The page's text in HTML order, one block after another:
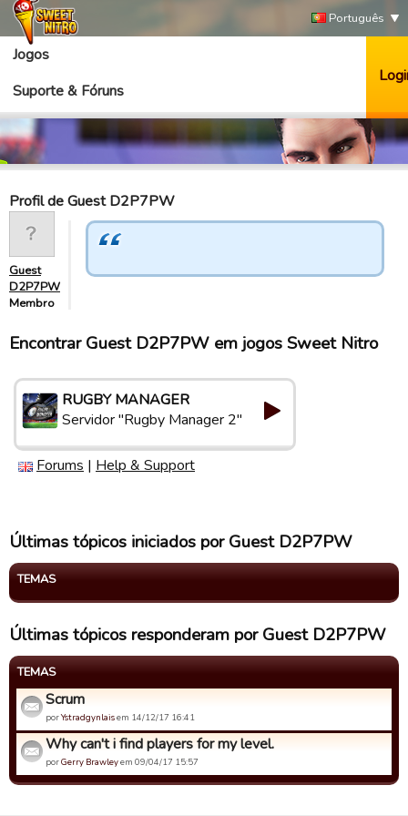
Português
Jogos
Suporte & Fóruns
Profil de Guest D2P7PW
Guest
D2P7PW
Membro
Encontrar Guest D2P7PW em jogos Sweet Nitro
RUGBY MANAGER
Servidor "Rugby Manager 2"
Forums | Help & Support
Últimas tópicos iniciados por Guest D2P7PW
TEMAS
Últimas tópicos responderam por Guest D2P7PW
TEMAS
Scrum
porYstradgynlaisem 14/12/17 16:41
Why can't i find players for my level.
porGerry Brawleyem 09/04/17 15:57